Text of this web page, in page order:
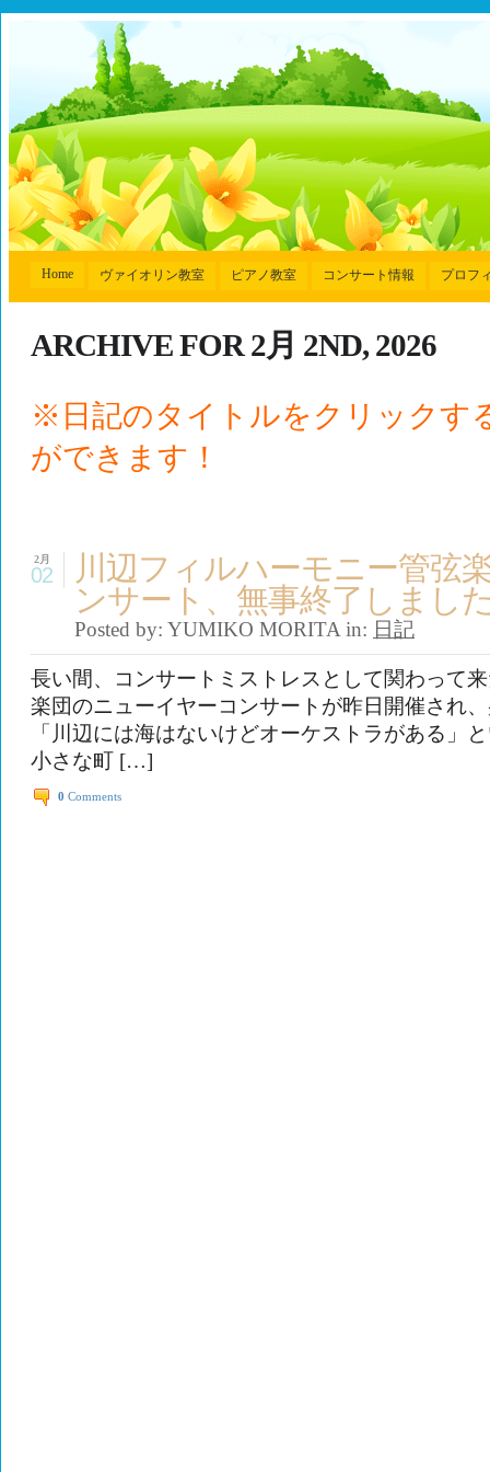
Home ヴァイオリン教室 ピアノ教室 コンサート情報 プロフ
ARCHIVE FOR 2月 2ND, 2026
※日記のタイトルをクリックす
ができます！
川辺フィルハーモニー管弦
ンサート、無事終了しまし
2月
02
Posted by: YUMIKO MORITA in: 日記
長い間、コンサートミストレスとして関わって
楽団のニューイヤーコンサートが昨日開催され
「川辺には海はないけどオーケストラがある」
小さな町 […]
0 Comments